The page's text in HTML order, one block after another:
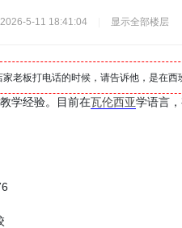
5-11 18:41:04 显示全部楼层
老板打电话的时候，请告诉他，是在西
学经验。目前在瓦伦西亚学语言